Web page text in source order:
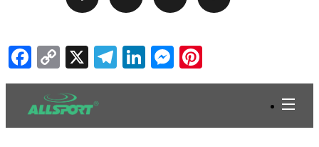
Facebook
Copy
Link
X Telegram
LinkedIn
Messenger